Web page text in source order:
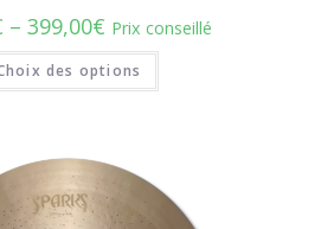
– 399,00€ Prix conseillé
des options